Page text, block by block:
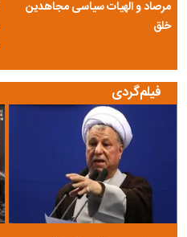
مرصاد و الهیات سیاسی مجاهدین
خلق
فیلم‌گردی